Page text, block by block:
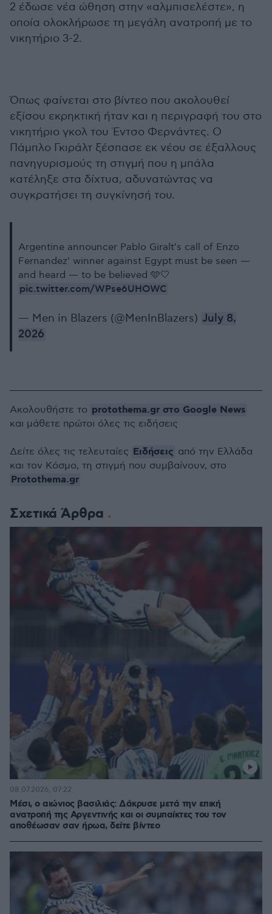
2 έδωσε νέα ώθηση στην «αλμπισελέστε», η
οποία ολοκλήρωσε τη μεγάλη ανατροπή με το
νικητήριο 3-2.
Όπως φαίνεται στο βίντεο που ακολουθεί
εξίσου εκρηκτική ήταν και η περιγραφή του στο
νικητήριο γκολ του Έντσο Φερνάντες. Ο
Πάμπλο Γκιράλτ ξέσπασε εκ νέου σε έξαλλους
πανηγυρισμούς τη στιγμή που η μπάλα
κατέληξε στα δίχτυα, αδυνατώντας να
συγκρατήσει τη συγκίνησή του.
Argentine announcer Pablo Giralt's call of Enzo
Fernandez' winner against Egypt must be seen —
and heard — to be believed 🩵🤍
pic.twitter.com/WPse6UHOWC
— Men in Blazers (@MenInBlazers) July 8,
2026
Σχετικά Άρθρα
Μέσι, ο αιώνιος βασιλιάς: Δάκρυσε μετά την επική
ανατροπή της Αργεντινής και οι συμπαίκτες του τον
αποθέωσαν σαν ήρωα, δείτε βίντεο
08.07.2026, 07:22
Ακολουθήστε το protothema.gr στο Google News
και μάθετε πρώτοι όλες τις ειδήσεις
Δείτε όλες τις τελευταίες Ειδήσεις από την Ελλάδα
και τον Κόσμο, τη στιγμή που συμβαίνουν, στο
Protothema.gr